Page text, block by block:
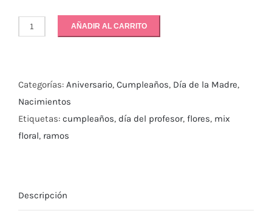
Mix
cantidad
AÑADIR AL CARRITO
Categorías: Aniversario, Cumpleaños, Día de la Madre,
Nacimientos
Etiquetas: cumpleaños, día del profesor, flores, mix
floral, ramos
Descripción